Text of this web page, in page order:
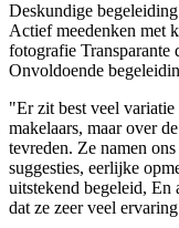
Deskundige begeleiding
Actief meedenken met
fotografie Transparante
Onvoldoende
"Er zit best veel
makelaars, maar over
tevreden. Ze namen
suggesties, eerlijke
uitstekend begeleid,
dat ze zeer veel